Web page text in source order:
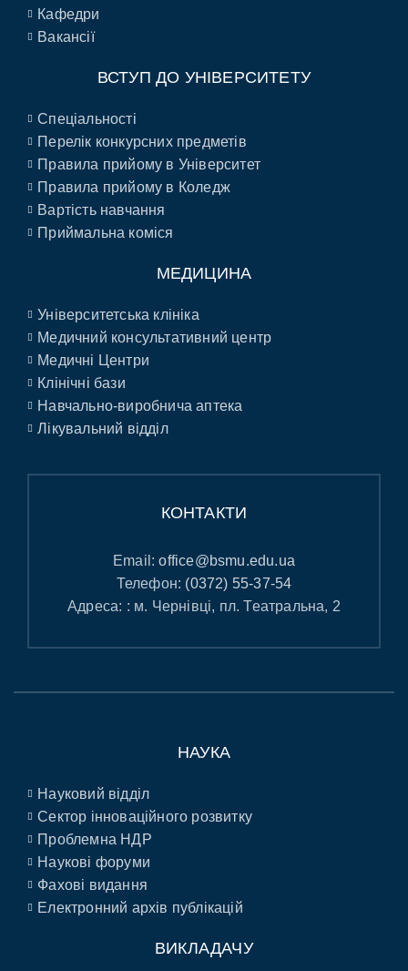
Кафедри
Вакансії
ВСТУП ДО УНІВЕРСИТЕТУ
Спеціальності
Перелік конкурсних предметів
Правила прийому в Університет
Правила прийому в Коледж
Вартість навчання
Приймальна коміся
МЕДИЦИНА
Університетська клініка
Медичний консультативний центр
Медичні Центри
Клінічні бази
Навчально-виробнича аптека
Лікувальний відділ
КОНТАКТИ
Email:office@bsmu.edu.ua
Телефон: (0372) 55-37-54
Адреса: : м. Чернівці, пл. Театральна, 2
НАУКА
Науковий відділ
Сектор інноваційного розвитку
Проблемна НДР
Наукові форуми
Фахові видання
Електронний архів публікацій
ВИКЛАДАЧУ